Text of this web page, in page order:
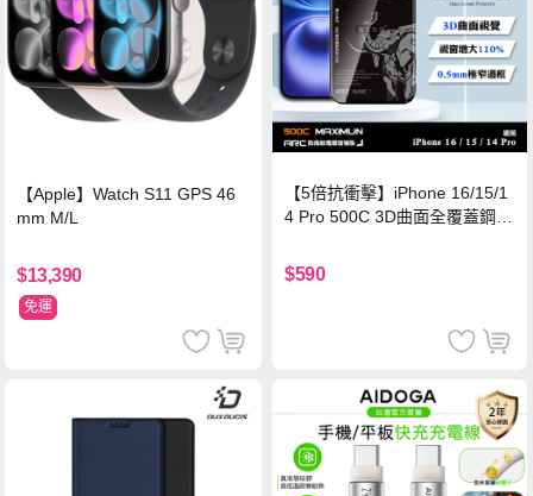
【Apple】Watch S11 GPS 46
mm M/L
$13,390
免運
【5倍抗衝擊】iPhone 16/15/1
4 Pro 500C 3D曲面全覆蓋鋼化
保護貼
$590